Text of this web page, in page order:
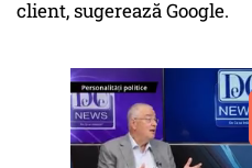
client, sugerează Google.